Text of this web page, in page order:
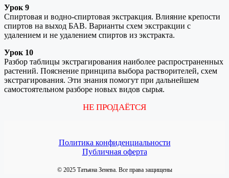
Урок 9
Спиртовая и водно-спиртовая экстракция. Влияние крепости
спиртов на выход БАВ. Варианты схем экстракции с
удалением и не удалением спиртов из экстракта.
Урок 10
Разбор таблицы экстрагирования наиболее распространенных
растений. Пояснение принципа выбора растворителей, схем
экстрагирования. Эти знания помогут при дальнейшем
самостоятельном разборе новых видов сырья.
НЕ ПРОДАЁТСЯ
Политика конфиденциальности
Публичная оферта
© 2025 Татьяна Зенева. Все права защищены